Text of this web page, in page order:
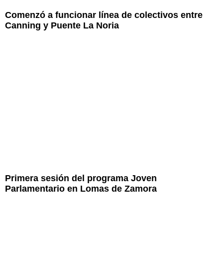
Comenzó a funcionar línea de colectivos entre
Canning y Puente La Noria
Primera sesión del programa Joven
Parlamentario en Lomas de Zamora